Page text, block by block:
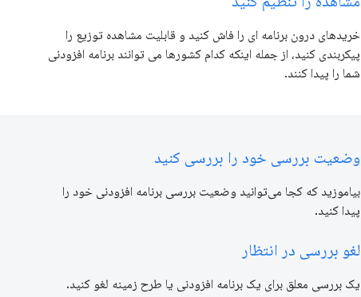
خریدهای درون برنامه ای را فاش کنید و قابلیت مشاهده توزیع را
پیکربندی کنید، از جمله اینکه کدام کشورها می توانند برنامه افزودنی
شما را پیدا کنند.
وضعیت بررسی خود را بررسی کنید
بیاموزید که کجا می‌توانید وضعیت بررسی برنامه افزودنی خود را
پیدا کنید.
لغو بررسی در انتظار
یک بررسی معلق برای یک برنامه افزودنی یا طرح زمینه لغو کنید.